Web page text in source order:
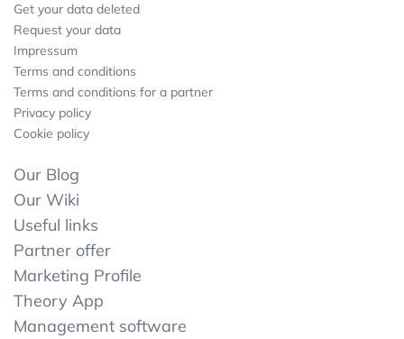
Get your data deleted
Request your data
Impressum
Terms and conditions
Terms and conditions for a partner
Privacy policy
Cookie policy
Our Blog
Our Wiki
Useful links
Partner offer
Marketing Profile
Theory App
Management software